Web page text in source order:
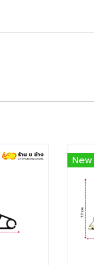
New